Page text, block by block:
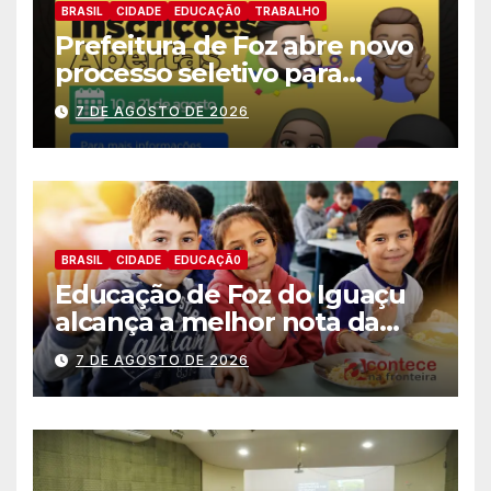
BRASIL CIDADE EDUCAÇÃ0 TRABALHO
Prefeitura de Foz abre novo
processo seletivo para
estagiários
7 DE AGOSTO DE 2026
BRASIL CIDADE EDUCAÇÃ0
Educação de Foz do Iguaçu
alcança a melhor nota da
história no IDEB
7 DE AGOSTO DE 2026